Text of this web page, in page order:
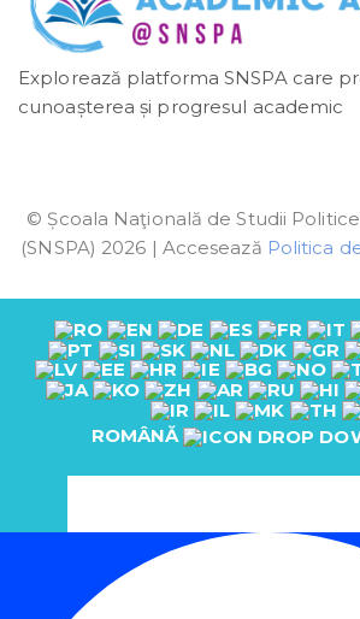
Explorează platforma SNSPA care
cunoașterea și progresul academic
© Școala Naţională de Studii
(SNSPA) 2026 | Accesează Politica
ROMÂNĂ